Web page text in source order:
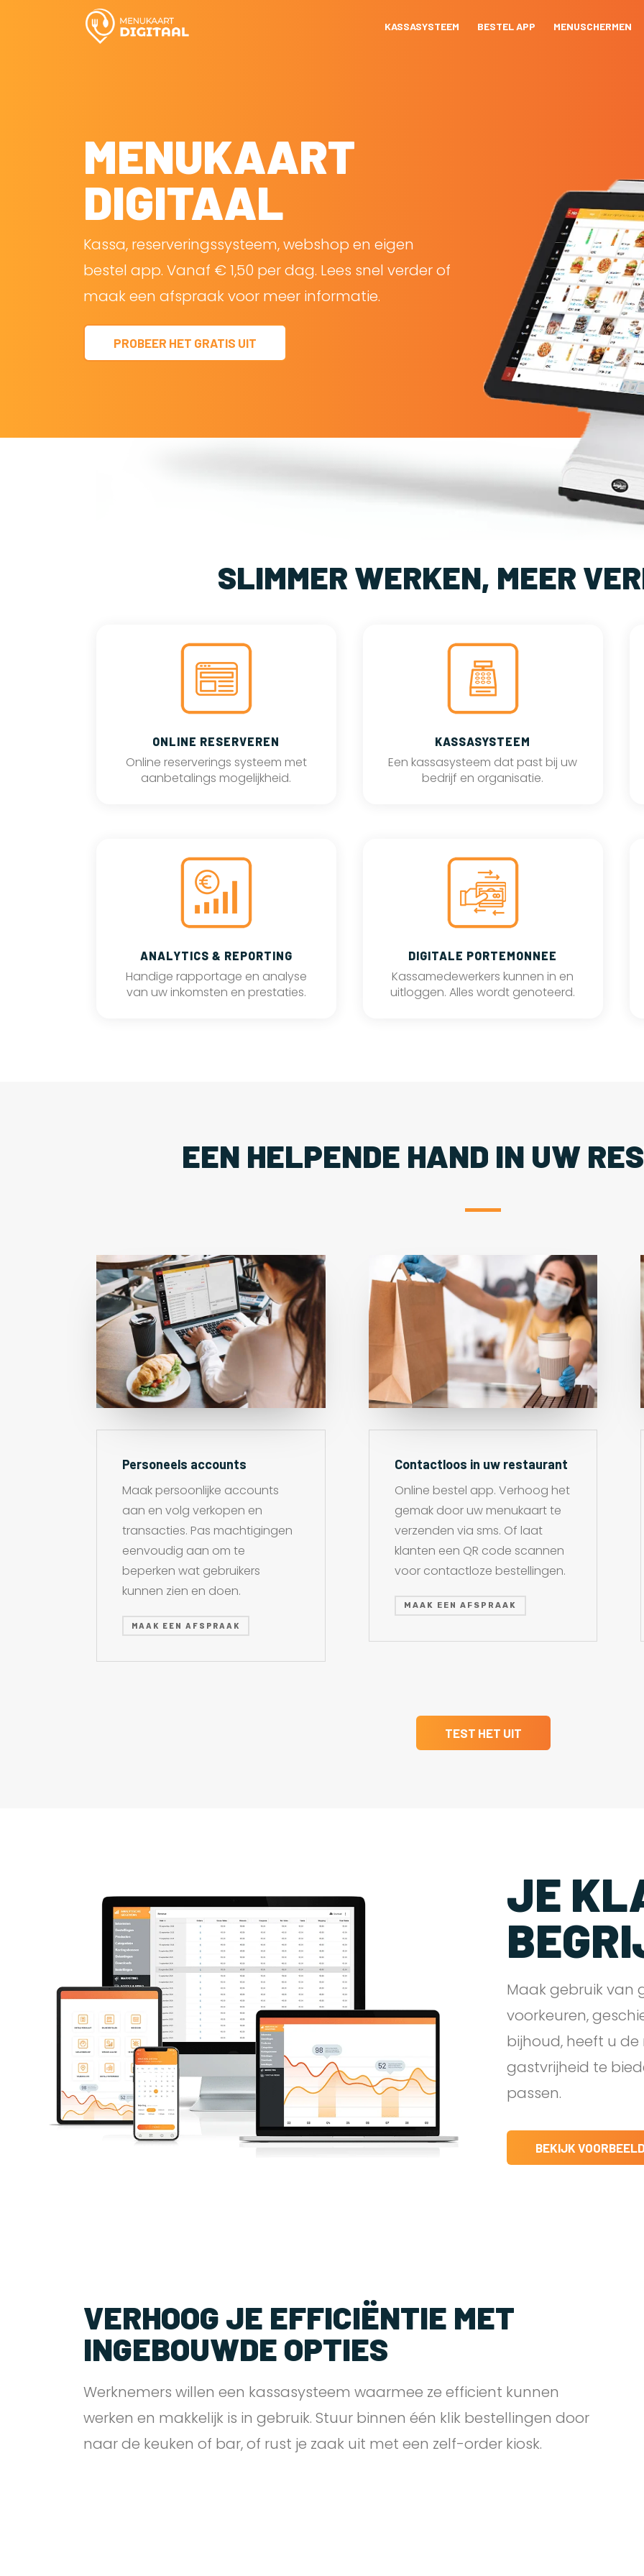
KASSASYSTEEM BESTEL APP MENUSCHERMEN
MENUKAART
DIGITAAL
Kassa, reserveringssysteem, webshop en eigen
bestel app. Vanaf € 1,50 per dag. Lees snel verder of
maak een afspraak voor meer informatie.
PROBEER HET GRATIS UIT
SLIMMER WERKEN, MEER
ONLINE RESERVEREN
Online reserverings systeem met
aanbetalings mogelijkheid.
KASSASYSTEEM
Een kassasysteem dat past bij uw
bedrijf en organisatie.
ANALYTICS & REPORTING
Handige rapportage en analyse
van uw inkomsten en prestaties.
DIGITALE PORTEMONNEE
Kassamedewerkers kunnen in en
uitloggen. Alles wordt genoteerd.
EEN HELPENDE HAND IN UW
Personeels accounts
Maak persoonlijke accounts
aan en volg verkopen en
transacties. Pas machtigingen
eenvoudig aan om te
beperken wat gebruikers
kunnen zien en doen.
MAAK EEN AFSPRAAK
Contactloos in uw restaurant
Online bestel app. Verhoog het
gemak door uw menukaart te
verzenden via sms. Of laat
klanten een QR code scannen
voor contactloze bestellingen.
MAAK EEN AFSPRAAK
TEST HET UIT
JE
Maak gebruik van
voorkeuren,
bijhoud, heeft u
gastvrijheid te
passen.
BEKIJK
VERHOOG JE EFFICIËNTIE MET
INGEBOUWDE OPTIES
Werknemers willen een kassasysteem waarmee ze efficient kunnen
werken en makkelijk is in gebruik. Stuur binnen één klik bestellingen door
naar de keuken of bar, of rust je zaak uit met een zelf-order kiosk.